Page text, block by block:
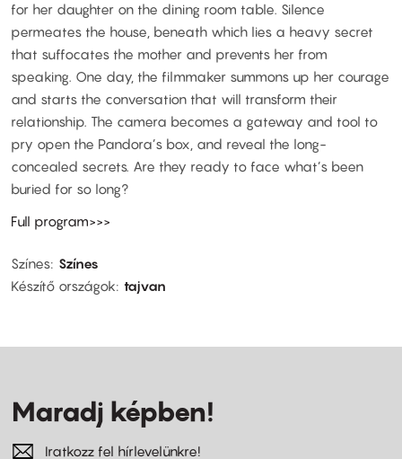
for her daughter on the dining room table. Silence
permeates the house, beneath which lies a heavy secret
that suffocates the mother and prevents her from
speaking. One day, the filmmaker summons up her courage
and starts the conversation that will transform their
relationship. The camera becomes a gateway and tool to
pry open the Pandora’s box, and reveal the long-
concealed secrets. Are they ready to face what’s been
buried for so long?
Full program>>>
Színes Színes
Készítő országok tajvan
Maradj képben!
Iratkozz fel hírlevelünkre!